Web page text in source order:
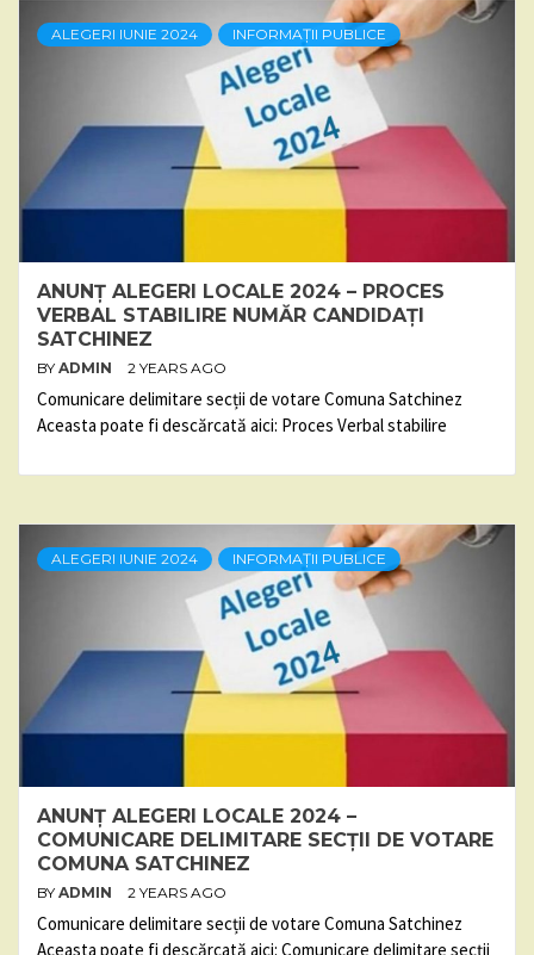
ALEGERI IUNIE 2024 INFORMAȚII PUBLICE
ANUNȚ ALEGERI LOCALE 2024 – PROCES
VERBAL STABILIRE NUMĂR CANDIDAȚI
SATCHINEZ
BY ADMIN 2 YEARS AGO
Comunicare delimitare secții de votare Comuna Satchinez
Aceasta poate fi descărcată aici: Proces Verbal stabilire
ALEGERI IUNIE 2024 INFORMAȚII PUBLICE
ANUNȚ ALEGERI LOCALE 2024 –
COMUNICARE DELIMITARE SECȚII DE VOTARE
COMUNA SATCHINEZ
BY ADMIN 2 YEARS AGO
Comunicare delimitare secții de votare Comuna Satchinez
Aceasta poate fi descărcată aici: Comunicare delimitare secții